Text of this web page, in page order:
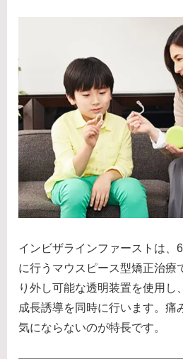
インビザラインファーストは、
に行うマウスピース型矯正治療
り外し可能な透明装置を使用し
成長誘導を同時に行います。痛
気にならないのが特長です。